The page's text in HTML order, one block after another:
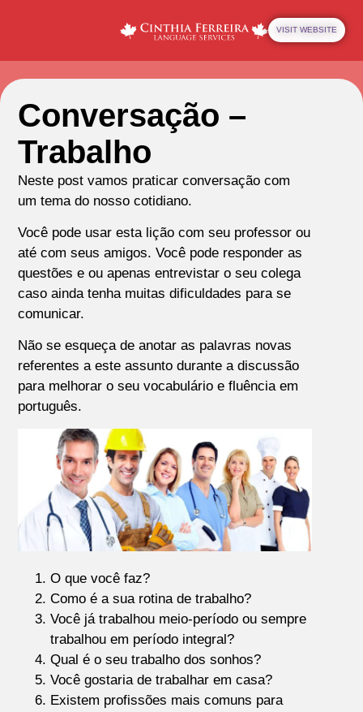
VISIT WEBSITE
Conversação –
Trabalho
Neste post vamos praticar conversação com
um tema do nosso cotidiano.
Você pode usar esta lição com seu professor ou
até com seus amigos. Você pode responder as
questões e ou apenas entrevistar o seu colega
caso ainda tenha muitas dificuldades para se
comunicar.
Não se esqueça de anotar as palavras novas
referentes a este assunto durante a discussão
para melhorar o seu vocabulário e fluência em
português.
O que você faz?
Como é a sua rotina de trabalho?
Você já trabalhou meio-período ou sempre
trabalhou em período integral?
Qual é o seu trabalho dos sonhos?
Você gostaria de trabalhar em casa?
Existem profissões mais comuns para